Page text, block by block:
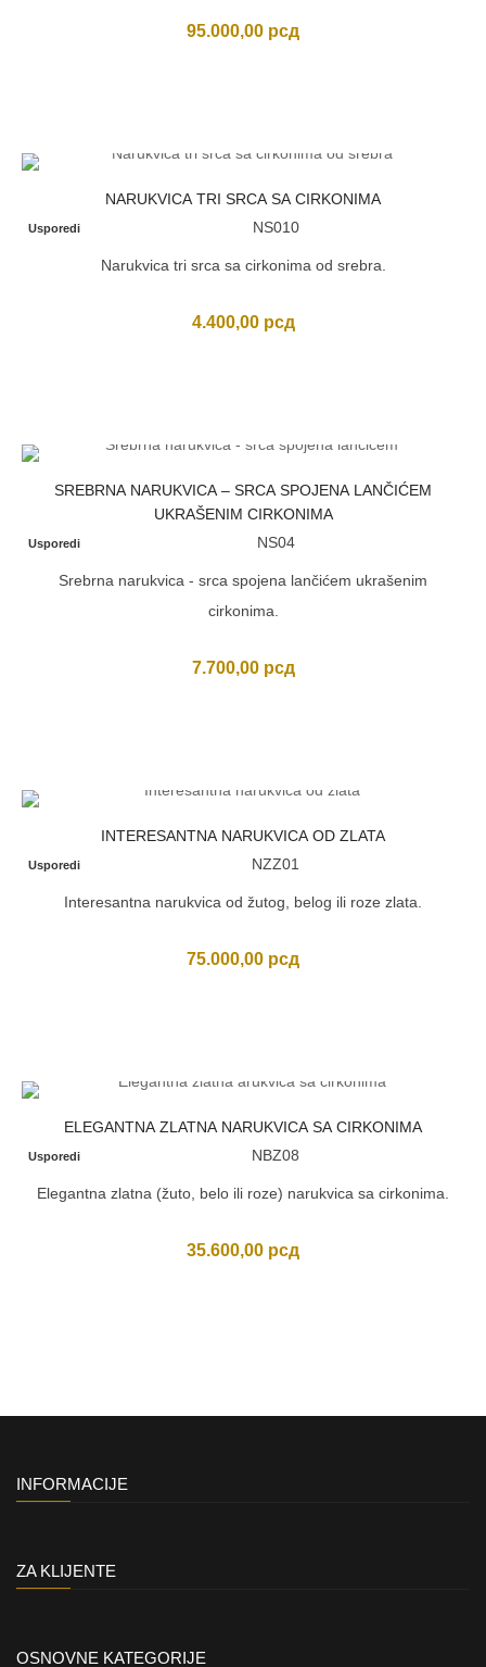
95.000,00 рсд
NARUKVICA TRI SRCA SA CIRKONIMA
Usporedi NS010
Narukvica tri srca sa cirkonima od srebra.
4.400,00 рсд
SREBRNA NARUKVICA – SRCA SPOJENA LANČIĆEM
UKRAŠENIM CIRKONIMA
Usporedi NS04
Srebrna narukvica - srca spojena lančićem ukrašenim
cirkonima.
7.700,00 рсд
INTERESANTNA NARUKVICA OD ZLATA
Usporedi NZZ01
Interesantna narukvica od žutog, belog ili roze zlata.
75.000,00 рсд
ELEGANTNA ZLATNA NARUKVICA SA CIRKONIMA
Usporedi NBZ08
Elegantna zlatna (žuto, belo ili roze) narukvica sa cirkonima.
35.600,00 рсд
INFORMACIJE
ZA KLIJENTE
OSNOVNE KATEGORIJE